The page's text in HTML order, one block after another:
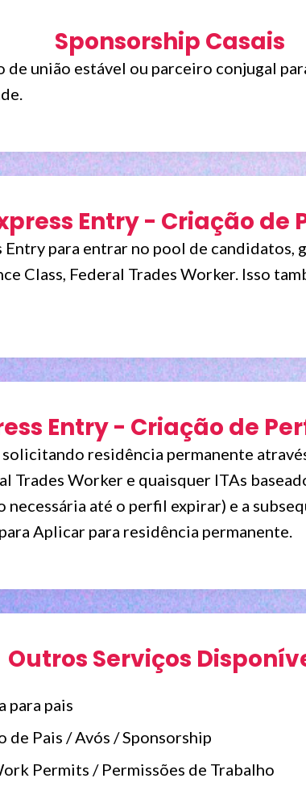
Sponsorship Casais
união estável ou parceiro conjugal
Entry - Criação de
para entrar no pool de
Class, Federal Trades Worker. Isso
Entry - Criação de
residência permanente
Trades Worker e quaisquer ITAs
até o perfil expirar) e a
Aplicar para residência permanente.
Outros Serviços
para pais
de Pais / Avós / Sponsorship
Permits / Permissões de Trabalho